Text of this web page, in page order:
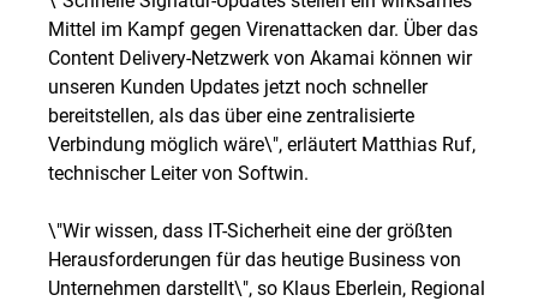
Mittel im Kampf gegen Virenattacken dar. Über das
Content Delivery-Netzwerk von Akamai können wir
unseren Kunden Updates jetzt noch schneller
bereitstellen, als das über eine zentralisierte
Verbindung möglich wäre\", erläutert Matthias Ruf,
technischer Leiter von Softwin.
\"Wir wissen, dass IT-Sicherheit eine der größten
Herausforderungen für das heutige Business von
Unternehmen darstellt\", so Klaus Eberlein, Regional